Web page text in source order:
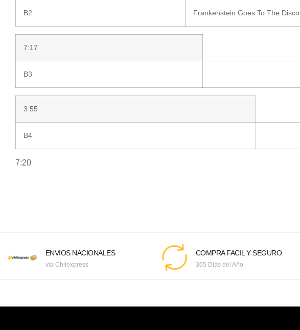
B2 Frankenstein Goes To The Disco
7:17
B3
3:55
B4
7:20
ENVIOS NACIONALES
via Chilexpress
COMPRA FACIL Y SEGURO
365 Dias del Año